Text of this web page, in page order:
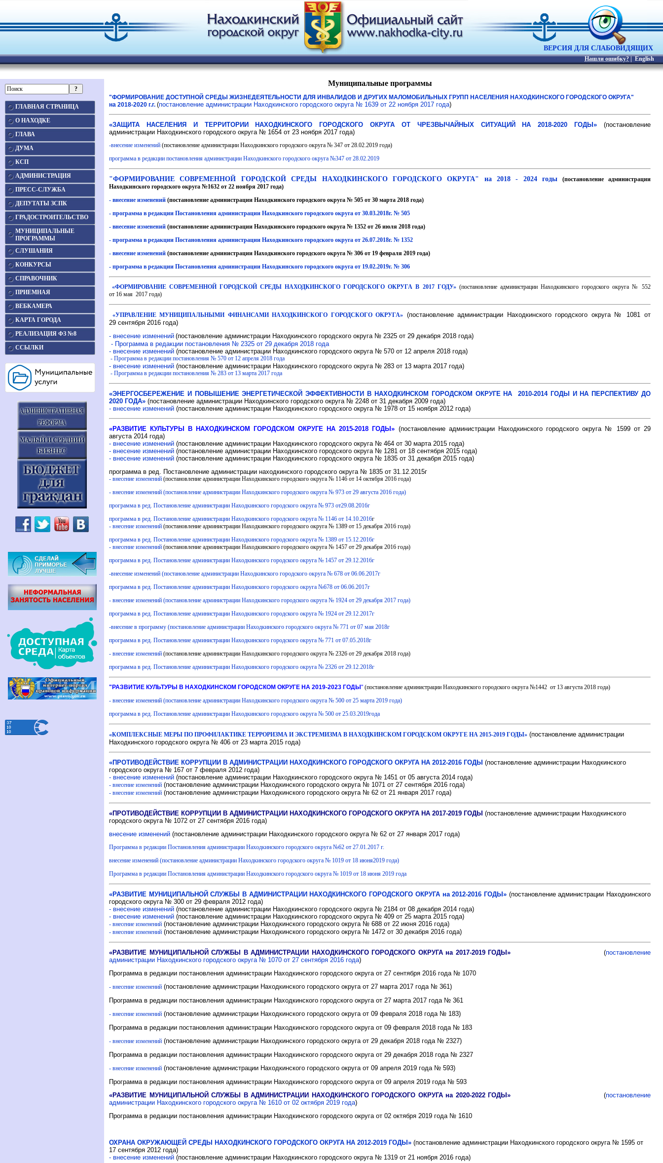
Нашли ошибку? English
ГЛАВНАЯ СТРАНИЦА
О НАХОДКЕ
ГЛАВА
ДУМА
КСП
АДМИНИСТРАЦИЯ
ПРЕСС-СЛУЖБА
ДЕПУТАТЫ ЗСПК
ГРАДОСТРОИТЕЛЬСТВО
МУНИЦИПАЛЬНЫЕ
ПРОГРАММЫ
СЛУШАНИЯ
КОНКУРСЫ
СПРАВОЧНИК
ПРИЕМНАЯ
ВЕБКАМЕРА
КАРТА ГОРОДА
РЕАЛИЗАЦИЯ ФЗ №8
ССЫЛКИ
Муниципальные программы
"ФОРМИРОВАНИЕ ДОСТУПНОЙ СРЕДЫ ЖИЗНЕДЕЯТЕЛЬНОСТИ ДЛЯ ИНВАЛИДОВ И ДРУГИХ МАЛОМОБИЛЬНЫХ ГРУПП НАСЕЛЕНИЯ НАХОДКИНСКОГО ГОРОДСКОГО ОКРУГА"
на 2018-2020 г.г. (постановление администрации Находкинского городского округа № 1639 от 22 ноября 2017 года)
«ЗАЩИТА НАСЕЛЕНИЯ И ТЕРРИТОРИИ НАХОДКИНСКОГО ГОРОДСКОГО ОКРУГА ОТ ЧРЕЗВЫЧАЙНЫХ СИТУАЦИЙ НА 2018-2020 ГОДЫ»
(постановление
администрации Находкинского городского округа № 1654 от 23 ноября 2017 года)
-внесение изменений (постановление администрации Находкинского городского округа № 347 от 28.02.2019 года)
программа в редакции постановления администрации Находкинского городского округа №347 от 28.02.2019
"ФОРМИРОВАНИЕ СОВРЕМЕННОЙ ГОРОДСКОЙ СРЕДЫ НАХОДКИНСКОГО ГОРОДСКОГО ОКРУГА" на 2018 - 2024 годы
(постановление администрации
Находкинского городского округа №1632 от 22 ноября 2017 года)
- внесение изменений (постановление администрации Находкинского городского округа № 505 от 30 марта 2018 года)
- программа в редакции Постановления администрации Находкинского городского округа от 30.03.2018г. № 505
- внесение изменений (постановление администрации Находкинского городского округа № 1352 от 26 июля 2018 года)
- программа в редакции Постановления администрации Находкинского городского округа от 26.07.2018г. № 1352
- внесение изменений (постановление администрации Находкинского городского округа № 306 от 19 февраля 2019 года)
- программа в редакции Постановления администрации Находкинского городского округа от 19.02.2019г. № 306
«ФОРМИРОВАНИЕ СОВРЕМЕННОЙ ГОРОДСКОЙ СРЕДЫ НАХОДКИНСКОГО ГОРОДСКОГО ОКРУГА В 2017 ГОДУ»(постановление администрации Находкинского городского округа № 552
от 16 мая 2017 года)
«УПРАВЛЕНИЕ МУНИЦИПАЛЬНЫМИ ФИНАНСАМИ НАХОДКИНСКОГО ГОРОДСКОГО ОКРУГА» (постановление администрации Находкинского городского округа № 1081 от
29 сентября 2016 года)
- внесение изменений (постановление администрации Находкинского городского округа № 2325 от 29 декабря 2018 года)
- Программа в редакции постановления № 2325 от 29 декабря 2018 года
- внесение изменений (постановление администрации Находкинского городского округа № 570 от 12 апреля 2018 года)
- Программа в редакции постановления № 570 от 12 апреля 2018 года
- внесение изменений (постановление администрации Находкинского городского округа № 283 от 13 марта 2017 года)
- Программа в редакции постановления № 283 от 13 марта 2017 года
«ЭНЕРГОСБЕРЕЖЕНИЕ И ПОВЫШЕНИЕ ЭНЕРГЕТИЧЕСКОЙ ЭФФЕКТИВНОСТИ В НАХОДКИНСКОМ ГОРОДСКОМ ОКРУГЕ НА 2010-2014 ГОДЫ И НА ПЕРСПЕКТИВУ ДО
2020 ГОДА» (постановление администрации Находкинского городского округа № 2248 от 31 декабря 2009 года)
- внесение изменений (постановление администрации Находкинского городского округа № 1978 от 15 ноября 2012 года)
«РАЗВИТИЕ КУЛЬТУРЫ В НАХОДКИНСКОМ ГОРОДСКОМ ОКРУГЕ НА 2015-2018 ГОДЫ» (постановление администрации Находкинского городского округа № 1599 от 29
августа 2014 года)
- внесение изменений (постановление администрации Находкинского городского округа № 464 от 30 марта 2015 года)
- внесение изменений (постановление администрации Находкинского городского округа № 1281 от 18 сентября 2015 года)
- внесение изменений (постановление администрации Находкинского городского округа № 1835 от 31 декабря 2015 года)
программа в ред. Постановление администрации находкинского городского округа № 1835 от 31.12.2015г
- внесение изменений (постановление администрации Находкинского городского округа № 1146 от 14 октября 2016 года)
- внесение изменений (постановление администрации Находкинского городского округа № 973 от 29 августа 2016 года)
программа в ред. Постановление администрации Находкинского городского округа № 973 от29.08.2016г
программа в ред. Постановление администрации Находкинского городского округа № 1146 от 14.10.2016г
- внесение изменений (постановление администрации Находкинского городского округа № 1389 от 15 декабря 2016 года)
программа в ред. Постановление администрации Находкинского городского округа № 1389 от 15.12.2016г
- внесение изменений (постановление администрации Находкинского городского округа № 1457 от 29 декабря 2016 года)
программа в ред. Постановление администрации Находкинского городского округа № 1457 от 29.12.2016г
-внесение изменений (постановление администрации Находкинского городского округа № 678 от 06.06.2017г
программа в ред. Постановление администрации Находкинского городского округа №678 от 06.06.2017г
- внесение изменений (постановление администрации Находкинского городского округа № 1924 от 29 декабря 2017 года)
программа в ред. Постановление администрации Находкинского городского округа № 1924 от 29.12.2017г
-внесение в программу (постановление администрации Находкинского городского округа № 771 от 07 мая 2018г
программа в ред. Постановление администрации Находкинского городского округа № 771 от 07.05.2018г
- внесение изменений (постановление администрации Находкинского городского округа № 2326 от 29 декабря 2018 года)
программа в ред. Постановление администрации Находкинского городского округа № 2326 от 29.12.2018г
"РАЗВИТИЕ КУЛЬТУРЫ В НАХОДКИНСКОМ ГОРОДСКОМ ОКРУГЕ НА 2019-2023 ГОДЫ " (постановление администрации Находкинского городского округа №1442 от 13 августа 2018 года)
- внесение изменений (постановление администрации Находкинского городского округа № 500 от 25 марта 2019 года)
программа в ред. Постановление администрации Находкинского городского округа № 500 от 25.03.2019года
«КОМПЛЕКСНЫЕ МЕРЫ ПО ПРОФИЛАКТИКЕ ТЕРРОРИЗМА И ЭКСТРЕМИЗМА В НАХОДКИНСКОМ ГОРОДСКОМ ОКРУГЕ НА 2015-2019 ГОДЫ» (постановление администрации
Находкинского городского округа № 406 от 23 марта 2015 года)
«ПРОТИВОДЕЙСТВИЕ КОРРУПЦИИ В АДМИНИСТРАЦИИ НАХОДКИНСКОГО ГОРОДСКОГО ОКРУГА НА 2012-2016 ГОДЫ (постановление администрации Находкинского
городского округа № 167 от 7 февраля 2012 года)
- внесение изменений (постановление администрации Находкинского городского округа № 1451 от 05 августа 2014 года)
- внесение изменений (постановление администрации Находкинского городского округа № 1071 от 27 сентября 2016 года)
- внесение изменений (постановление администрации Находкинского городского округа № 62 от 21 января 2017 года)
«ПРОТИВОДЕЙСТВИЕ КОРРУПЦИИ В АДМИНИСТРАЦИИ НАХОДКИНСКОГО ГОРОДСКОГО ОКРУГА НА 2017-2019 ГОДЫ (постановление администрации Находкинского
городского округа № 1072 от 27 сентября 2016 года)
внесение изменений (постановление администрации Находкинского городского округа № 62 от 27 января 2017 года)
Программа в редакции Постановления администрации Находкинского городского округа №62 от 27.01.2017 г.
внесение изменений (постановление администрации Находкинского городского округа № 1019 от 18 июня2019 года)
Программа в редакции Постановления администрации Находкинского городского округа № 1019 от 18 июня 2019 года
«РАЗВИТИЕ МУНИЦИПАЛЬНОЙ СЛУЖБЫ В АДМИНИСТРАЦИИ НАХОДКИНСКОГО ГОРОДСКОГО ОКРУГА на 2012-2016 ГОДЫ» (постановление администрации Находкинского
городского округа № 300 от 29 февраля 2012 года)
- внесение изменений (постановление администрации Находкинского городского округа № 2184 от 08 декабря 2014 года)
- внесение изменений (постановление администрации Находкинского городского округа № 409 от 25 марта 2015 года)
- внесение изменений (постановление администрации Находкинского городского округа № 688 от 22 июня 2016 года)
- внесение изменений (постановление администрации Находкинского городского округа № 1472 от 30 декабря 2016 года)
«РАЗВИТИЕ МУНИЦИПАЛЬНОЙ СЛУЖБЫ В АДМИНИСТРАЦИИ НАХОДКИНСКОГО ГОРОДСКОГО ОКРУГА на 2017-2019 ГОДЫ» (постановление
администрации Находкинского городского округа № 1070 от 27 сентября 2016 года)
Программа в редакции постановления администрации Находкинского городского округа от 27 сентября 2016 года № 1070
- внесение изменений (постановление администрации Находкинского городского округа от 27 марта 2017 года№ 361)
Программа в редакции постановления администрации Находкинского городского округа от 27 марта 2017 года№ 361
- внесение изменений (постановление администрации Находкинского городского округа от 09 февраля 2018 года № 183)
Программа в редакции постановления администрации Находкинского городского округа от 09 февраля 2018 года № 183
- внесение изменений (постановление администрации Находкинского городского округа от 29 декабря 2018 года № 2327)
Программа в редакции постановления администрации Находкинского городского округа от 29 декабря 2018 года № 2327
- внесение изменений (постановление администрации Находкинского городского округаот 09 апреля 2019 года№ 593)
Программа в редакции постановления администрации Находкинского городского округа от 09 апреля 2019 года№ 593
«РАЗВИТИЕ МУНИЦИПАЛЬНОЙ СЛУЖБЫ В АДМИНИСТРАЦИИ НАХОДКИНСКОГО ГОРОДСКОГО ОКРУГА на 2020-2022 ГОДЫ»
(постановление
администрации Находкинского городского округа № 1610 от 02 октября 2019 года)
Программа в редакции постановления администрации Находкинского городского округа от 02 октября 2019 года № 1610
ОХРАНА ОКРУЖАЮЩЕЙ СРЕДЫ НАХОДКИНСКОГО ГОРОДСКОГО ОКРУГА НА 2012-2019 ГОДЫ» (постановление администрации Находкинского городского округа № 1595 от
17 сентября 2012 года)
- внесение изменений (постановление администрации Находкинского городского округа № 1319 от 21 ноября 2016 года)
ВЕРСИЯ ДЛЯ СЛАБОВИДЯЩИХ